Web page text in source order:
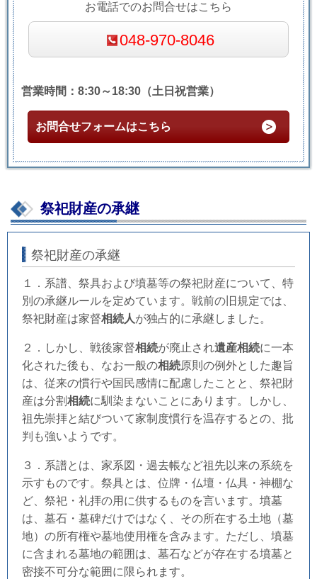
お電話でのお問合せはこちら
048-970-8046
営業時間：8:30～18:30（土日祝営業）
お問合せフォームはこちら
祭祀財産の承継
祭祀財産の承継
１．系譜、祭具および墳墓等の祭祀財産について、特
別の承継ルールを定めています。戦前の旧規定では、
祭祀財産は家督相続人が独占的に承継しました。
２．しかし、戦後家督相続が廃止され遺産相続に一本
化された後も、なお一般の相続原則の例外とした趣旨
は、従来の慣行や国民感情に配慮したことと、祭祀財
産は分割相続に馴染まないことにあります。しかし、
祖先崇拝と結びついて家制度慣行を温存するとの、批
判も強いようです。
３．系譜とは、家系図・過去帳など祖先以来の系統を
示すものです。祭具とは、位牌・仏壇・仏具・神棚な
ど、祭祀・礼拝の用に供するものを言います。墳墓
は、墓石・墓碑だけではなく、その所在する土地（墓
地）の所有権や墓地使用権を含みます。ただし、墳墓
に含まれる墓地の範囲は、墓石などが存在する墳墓と
密接不可分な範囲に限られます。